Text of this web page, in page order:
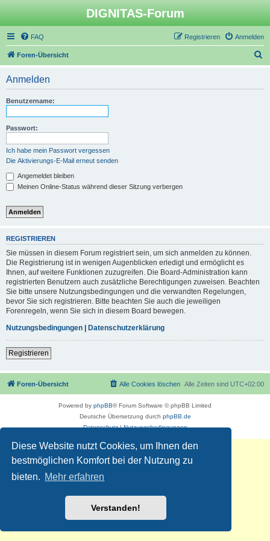
Diese Website nutzt Cookies, um Ihnen den
bestmöglichen Komfort bei der Nutzung zu
bieten. Mehr erfahren
Verstanden!
DIGNITAS-Forum
FAQ Anmelden
Registrieren
Foren-Übersicht
Anmelden
Benutzername:
Passwort:
Ich habe mein Passwort vergessen
Die Aktivierungs-E-Mail erneut senden
Angemeldet bleiben
Meinen Online-Status während dieser Sitzung verbergen
REGISTRIEREN
Sie müssen in diesem Forum registriert sein, um sich anmelden zu können.
Die Registrierung ist in wenigen Augenblicken erledigt und ermöglicht es
Ihnen, auf weitere Funktionen zuzugreifen. Die Board-Administration kann
registrierten Benutzern auch zusätzliche Berechtigungen zuweisen. Beachten
Sie bitte unsere Nutzungsbedingungen und die verwandten Regelungen,
bevor Sie sich registrieren. Bitte beachten Sie auch die jeweiligen
Forenregeln, wenn Sie sich in diesem Board bewegen.
Nutzungsbedingungen | Datenschutzerklärung
Registrieren
Foren-Übersicht Alle Zeiten sind UTC+02:00
Alle Cookies löschen
Powered by phpBB® Forum Software © phpBB Limited
Deutsche Übersetzung durch phpBB.de
Datenschutz|Nutzungsbedingungen